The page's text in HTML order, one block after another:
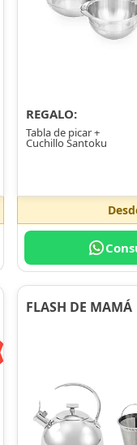
REGALO:
Tabla de picar +
Cuchillo Santoku
FLASH DE